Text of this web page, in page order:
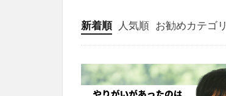
新着順 人気順 お勧めカテゴリ
投稿
学び
マンガ
電子書籍